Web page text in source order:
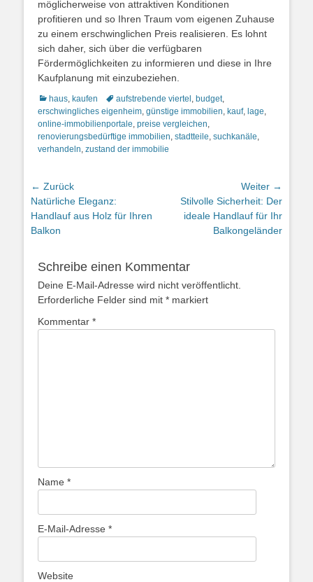
möglicherweise von attraktiven Konditionen
profitieren und so Ihren Traum vom eigenen Zuhause
zu einem erschwinglichen Preis realisieren. Es lohnt
sich daher, sich über die verfügbaren
Fördermöglichkeiten zu informieren und diese in Ihre
Kaufplanung mit einzubeziehen.
Kategorien
haus, kaufen Schlagworte
aufstrebende viertel , budget,
erschwingliches eigenheim, günstige immobilien, kauf, lage,
online-immobilienportale, preise vergleichen,
renovierungsbedürftige immobilien, stadtteile, suchkanäle,
verhandeln, zustand der immobilie
Beitragsnavigation
← Zurück
Vorheriger
Beitrag:
Natürliche Eleganz:
Handlauf aus Holz für Ihren
Balkon
Weiter →
Nächster
Beitrag:
Stilvolle Sicherheit: Der
ideale Handlauf für Ihr
Balkongeländer
Schreibe einen Kommentar
Deine E-Mail-Adresse wird nicht veröffentlicht.
Erforderliche Felder sind mit * markiert
Kommentar *
Name *
E-Mail-Adresse *
Website